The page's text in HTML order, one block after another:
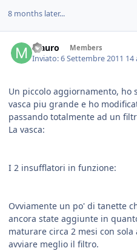
8 months later...
Mauro Members
Inviato:6 Settembre 2011 14
Un piccolo aggiornamento, ho
vasca piu grande e ho
passando totalmente ad un
La vasca:
I 2 insufflatori in funzione:
Ovviamente un po' di tanette
ancora state aggiunte in
maturare circa 2 mesi con
avviare meglio il filtro.